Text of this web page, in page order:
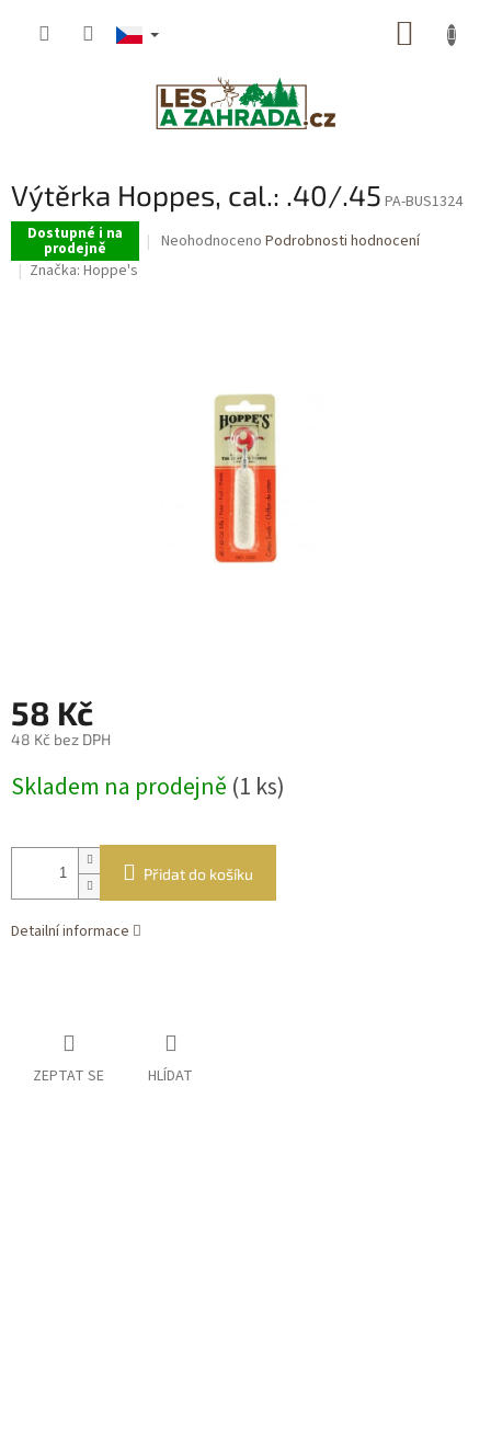
Výtěrka Hoppes, cal.: .40/.45 PA-BUS1324
Dostupné i na
prodejně
Průměrné
Neohodnoceno Podrobnosti hodnocení
Značka: Hoppe's
58 Kč
48 Kč bez DPH
cena:
Skladem na prodejně (1 ks)
Přidat do košíku
Detailní informace
ZEPTAT SE HLÍDAT